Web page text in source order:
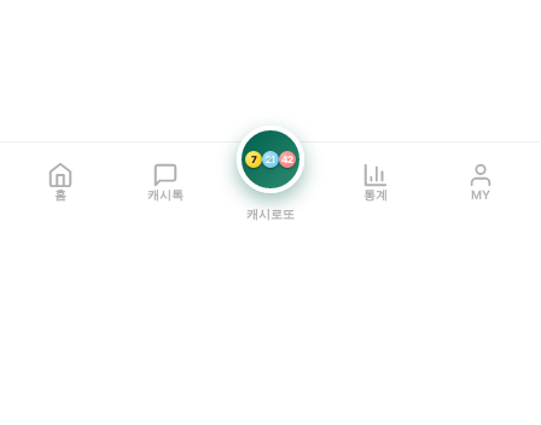
홈 캐시톡
7 21 42
캐시로또
통계 MY